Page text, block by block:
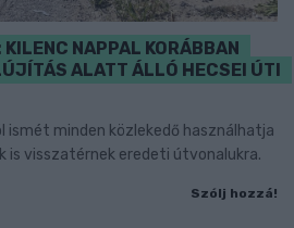
NAPPAL KORÁBBAN
ALATT ÁLLÓ HECSEI ÚTI
ismét minden közlekedő használhatja
is visszatérnek eredeti útvonalukra.
Szólj hozzá!